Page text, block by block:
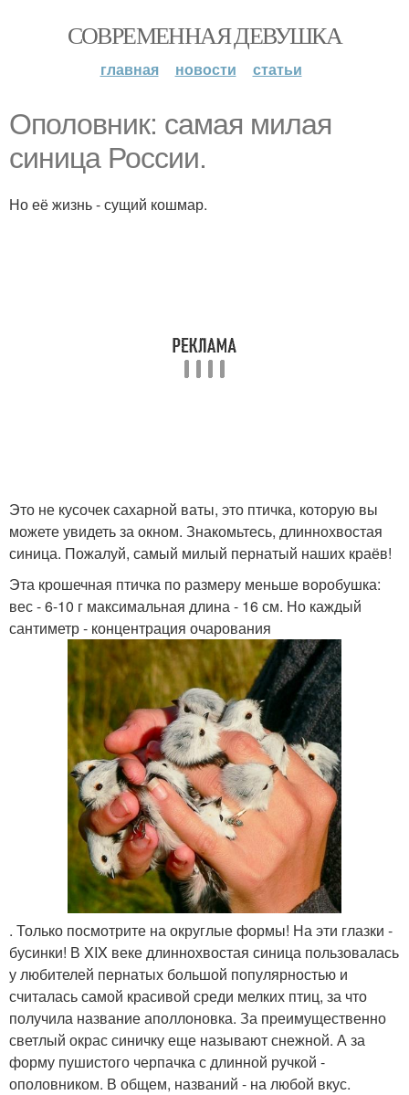
СОВРЕМЕННАЯ ДЕВУШКА
главная новости статьи
Ополовник: самая милая
синица России.
Но её жизнь - сущий кошмар.
Это не кусочек сахарной ваты, это птичка, которую вы
можете увидеть за окном. Знакомьтесь, длиннохвостая
синица. Пожалуй, самый милый пернатый наших краёв!
Эта крошечная птичка по размеру меньше воробушка:
вес - 6-10 г максимальная длина - 16 см. Но каждый
сантиметр - концентрация очарования
. Только посмотрите на округлые формы! На эти глазки -
бусинки! В XIX веке длиннохвостая синица пользовалась
у любителей пернатых большой популярностью и
считалась самой красивой среди мелких птиц, за что
получила название аполлоновка. За преимущественно
светлый окрас синичку еще называют снежной. А за
форму пушистого черпачка с длинной ручкой -
ополовником. В общем, названий - на любой вкус.